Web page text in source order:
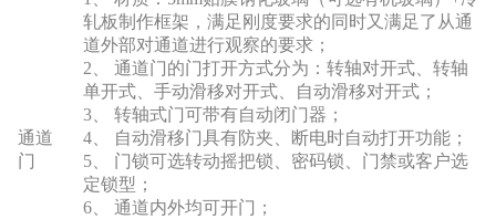
通道
门
轧板制作框架，满足刚度要求的同时又满足了从通
道外部对通道进行观察的要求；
2、 通道门的门打开方式分为：转轴对开式、转轴
单开式、手动滑移对开式、自动滑移对开式；
3、 转轴式门可带有自动闭门器；
4、 自动滑移门具有防夹、断电时自动打开功能；
5、 门锁可选转动摇把锁、密码锁、门禁或客户选
定锁型；
6、 通道内外均可开门；